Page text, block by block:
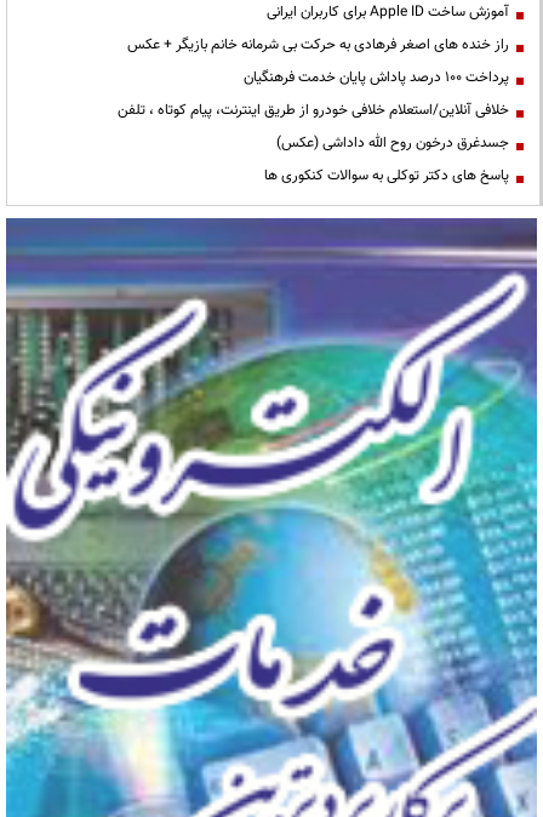
آموزش ساخت Apple ID برای کاربران ایرانی
راز خنده های اصغر فرهادی به حرکت بی شرمانه خانم بازیگر + عکس
پرداخت ۱۰۰ درصد پاداش پایان خدمت فرهنگیان
خلافی آنلاین/استعلام خلافی خودرو از طریق اینترنت، پیام کوتاه ، تلفن
جسدغرق درخون روح الله داداشی (عکس)
پاسخ های دکتر توکلی به سوالات کنکوری ها